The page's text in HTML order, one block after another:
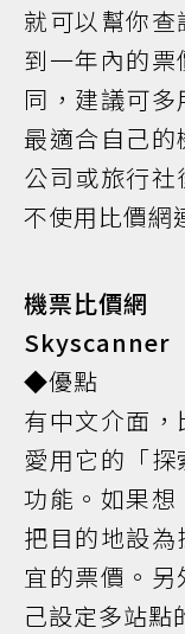
就可以幫你
到一年內的
同，建議可
最適合自己
公司或旅行社
不使用比價網
機票比價網
Skyscanner
◆優點
有中文介面
愛用它的「探
功能。如果
把目的地設
宜的票價。
己設定多站點